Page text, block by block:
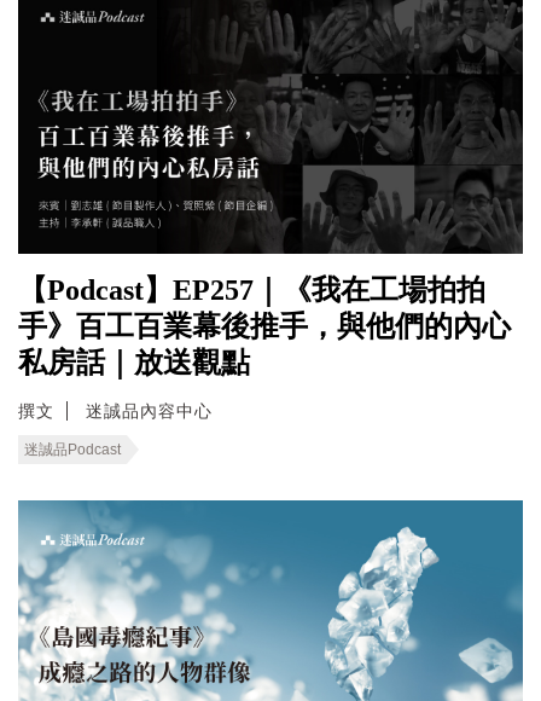
【Podcast】EP257｜《我在工場拍拍
手》百工百業幕後推手，與他們的內心
私房話｜放送觀點
撰文 迷誠品內容中心
迷誠品Podcast